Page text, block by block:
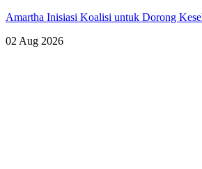
Amartha Inisiasi Koalisi untuk Dorong
02 Aug 2026